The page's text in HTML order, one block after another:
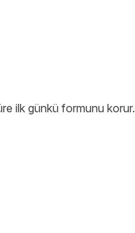
ilk günkü formunu korur.